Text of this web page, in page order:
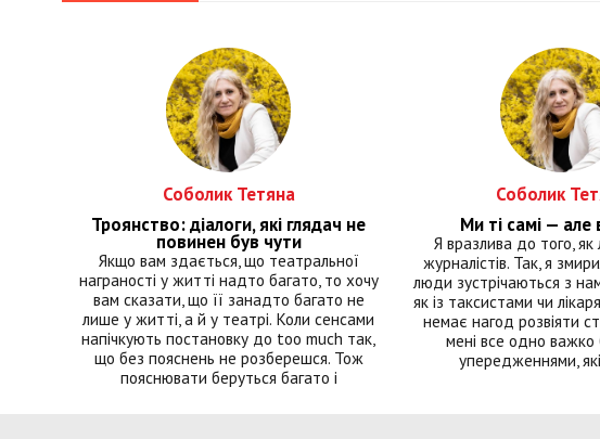
Соболик Тетяна
Троянство: діалоги, які глядач не
повинен був чути
Якщо вам здається, що театральної
награності у житті надто багато, то хочу
вам сказати, що її занадто багато не
лише у житті, а й у театрі. Коли сенсами
напічкують постановку до too much так,
що без пояснень не розберешся. Тож
пояснювати беруться багато і
Соболик
Ми ті самі — але
Я вразлива до того,
журналістів. Так, я
люди зустрічаються з
як із таксистами чи
немає нагод розвіяти
мені все одно важко
упередженнями,